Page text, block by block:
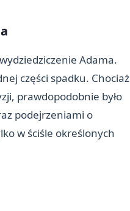
Adama.
części spadku. Chociaż
prawdopodobnie było
podejrzeniami o
w ściśle określonych